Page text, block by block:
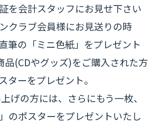
を会計スタッフにお見せ下さい
クラブ会員様にお見送りの時
筆の「ミニ色紙」をプレゼント
(CDやグッズ)をご購入された方
ターをプレゼント。
げの方には、さらにもう一枚、
のポスターをプレゼントいたし